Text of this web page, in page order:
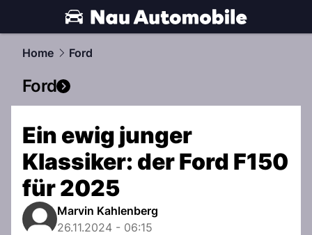
automobile.NAU.ch
Home Ford
Ford
Ein ewig junger
Klassiker: der Ford F150
für 2025
Marvin Kahlenberg
26.11.2024 - 06:15